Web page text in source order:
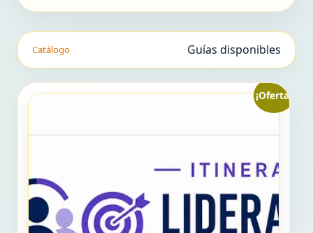
Catálogo Guías disponibles
¡Oferta!